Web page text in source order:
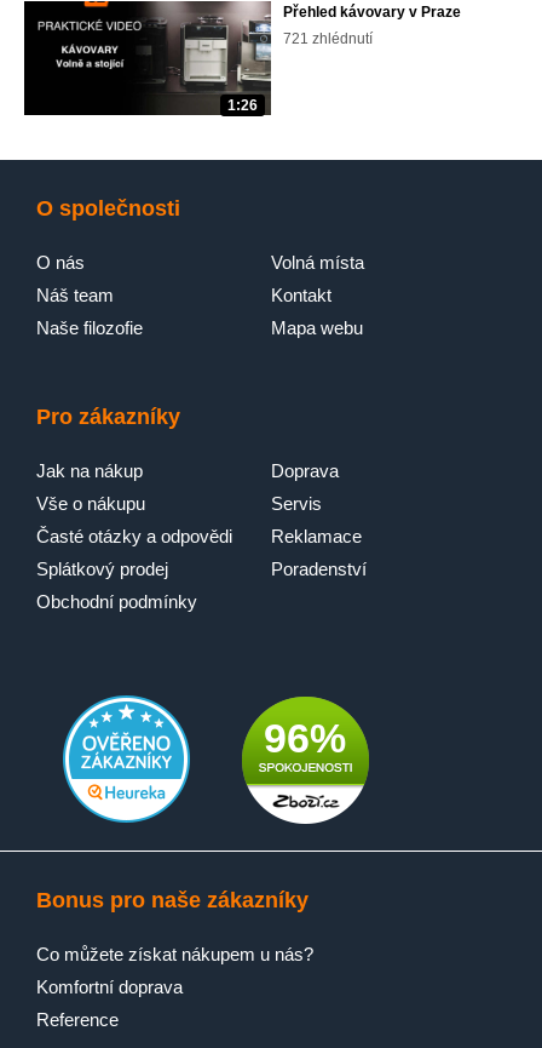
1:26
Přehled kávovary v Praze
721 zhlédnutí
O společnosti
O nás
Náš team
Naše filozofie
Volná místa
Kontakt
Mapa webu
Pro zákazníky
Jak na nákup
Vše o nákupu
Časté otázky a odpovědi
Splátkový prodej
Obchodní podmínky
Doprava
Servis
Reklamace
Poradenství
96%
Bonus pro naše zákazníky
Co můžete získat nákupem u nás?
Komfortní doprava
Reference